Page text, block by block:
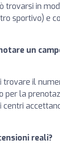
trovarsi in
sportivo) e
un
trovare il
per la
centri
reali?